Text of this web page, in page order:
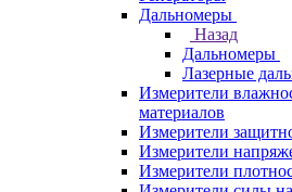
Дальномеры
Назад
Дальномеры
Лазерные
Измерители
материалов
Измерители
Измерители
Измерители